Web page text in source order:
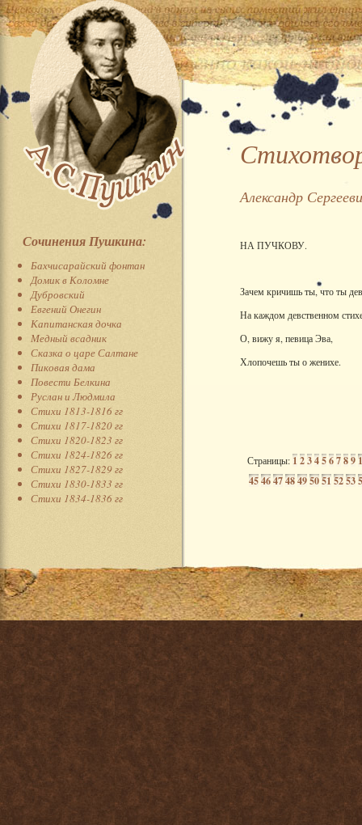
Сочинения Пушкина:
Бахчисарайский фонтан
Домик в Коломне
Дубровский
Евгений Онегин
Капитанская дочка
Медный всадник
Сказка о царе Салтане
Пиковая дама
Повести Белкина
Руслан и Людмила
Стихи 1813-1816 гг
Стихи 1817-1820 гг
Стихи 1820-1823 гг
Стихи 1824-1826 гг
Стихи 1827-1829 гг
Стихи 1830-1833 гг
Стихи 1834-1836 гг
Александр
НА ПУЧКОВУ.
Зачем кричишь ты, что ты
На каждом девственном
О, вижу я, певица Эва,
Хлопочешь ты о женихе.
Страницы:1 23456789
454647484950515253